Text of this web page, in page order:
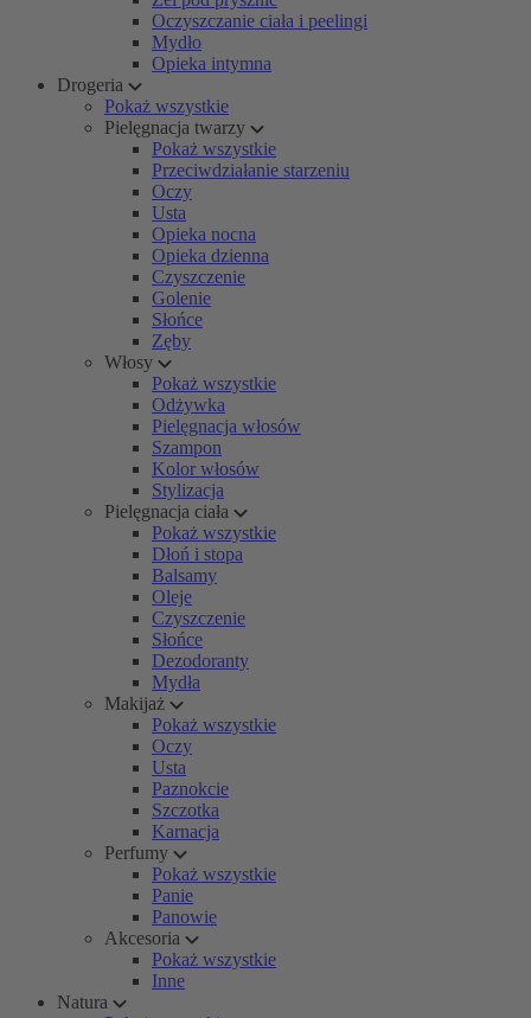
Oczyszczanie ciała i peelingi
Mydło
Opieka intymna
Drogeria
Pokaż wszystkie
Pielęgnacja twarzy
Pokaż wszystkie
Przeciwdziałanie starzeniu
Oczy
Usta
Opieka nocna
Opieka dzienna
Czyszczenie
Golenie
Słońce
Zęby
Włosy
Pokaż wszystkie
Odżywka
Pielęgnacja włosów
Szampon
Kolor włosów
Stylizacja
Pielęgnacja ciała
Pokaż wszystkie
Dłoń i stopa
Balsamy
Oleje
Czyszczenie
Słońce
Dezodoranty
Mydła
Makijaż
Pokaż wszystkie
Oczy
Usta
Paznokcie
Szczotka
Karnacja
Perfumy
Pokaż wszystkie
Panie
Panowie
Akcesoria
Pokaż wszystkie
Inne
Natura